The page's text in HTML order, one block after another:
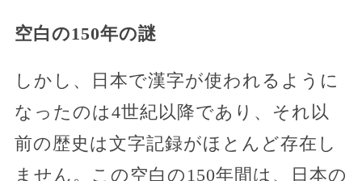
空白の150年の謎
しかし、日本で漢字が使われるように
なったのは4世紀以降であり、それ以
前の歴史は文字記録がほとんど存在し
ません。この空白の150年間は、日本の